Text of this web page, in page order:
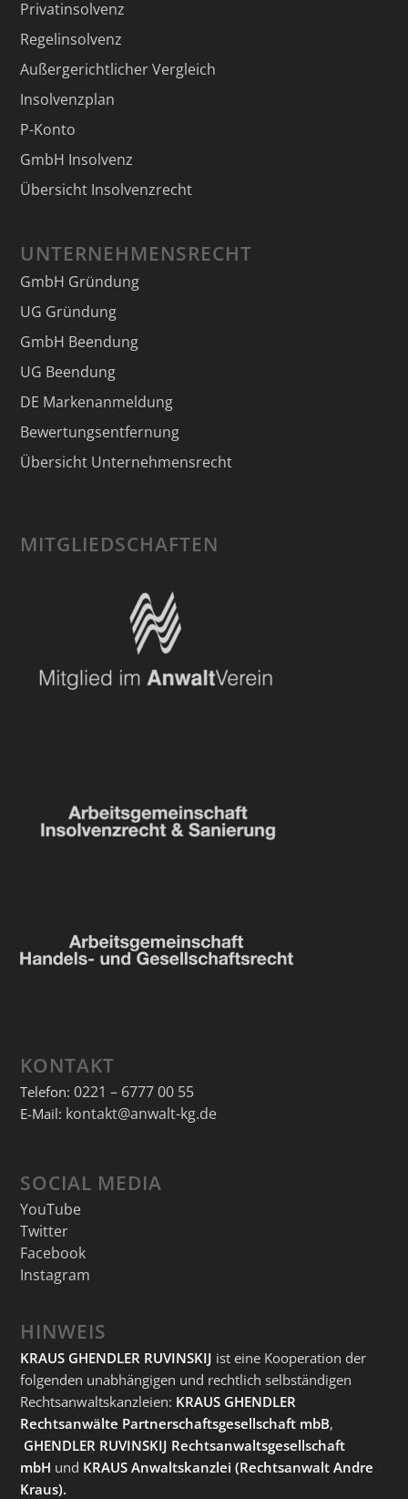
Privatinsolvenz
Regelinsolvenz
Außergerichtlicher Vergleich
Insolvenzplan
P-Konto
GmbH Insolvenz
Übersicht Insolvenzrecht
UNTERNEHMENSRECHT
GmbH Gründung
UG Gründung
GmbH Beendung
UG Beendung
DE Markenanmeldung
Bewertungsentfernung
Übersicht Unternehmensrecht
MITGLIEDSCHAFTEN
KONTAKT
Telefon: 0221 – 6777 00 55
E-Mail: kontakt@anwalt-kg.de
SOCIAL MEDIA
YouTube
Twitter
Facebook
Instagram
HINWEIS
KRAUS GHENDLER RUVINSKIJ ist eine Kooperation der
folgenden unabhängigen und rechtlich selbständigen
Rechtsanwaltskanzleien: KRAUS GHENDLER
Rechtsanwälte Partnerschaftsgesellschaft mbB,
GHENDLER RUVINSKIJ Rechtsanwaltsgesellschaft
mbH und KRAUS Anwaltskanzlei (Rechtsanwalt Andre
Kraus).